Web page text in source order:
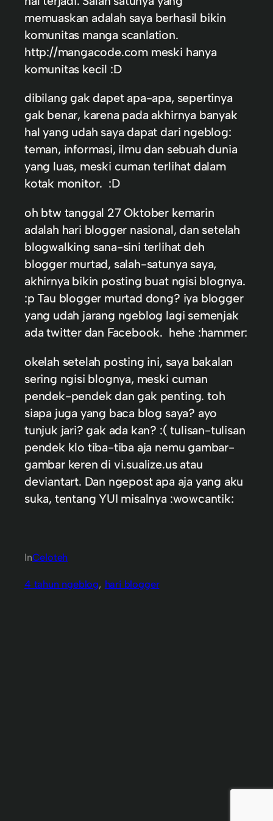
memuaskan adalah saya berhasil bikin
komunitas manga scanlation.
http://mangacode.com meski hanya
komunitas kecil :D
dibilang gak dapet apa-apa, sepertinya
gak benar, karena pada akhirnya banyak
hal yang udah saya dapat dari ngeblog:
teman, informasi, ilmu dan sebuah dunia
yang luas, meski cuman terlihat dalam
kotak monitor. :D
oh btw tanggal 27 Oktober kemarin
adalah hari blogger nasional, dan setelah
blogwalking sana-sini terlihat deh
blogger murtad, salah-satunya saya,
akhirnya bikin posting buat ngisi blognya.
:p Tau blogger murtad dong? iya blogger
yang udah jarang ngeblog lagi semenjak
ada twitter dan Facebook. hehe :hammer:
okelah setelah posting ini, saya bakalan
sering ngisi blognya, meski cuman
pendek-pendek dan gak penting. toh
siapa juga yang baca blog saya? ayo
tunjuk jari? gak ada kan? :( tulisan-tulisan
pendek klo tiba-tiba aja nemu gambar-
gambar keren di vi.sualize.us atau
deviantart. Dan ngepost apa aja yang aku
suka, tentang YUI misalnya :wowcantik:
InCeloteh
4 tahun ngeblog, hari blogger